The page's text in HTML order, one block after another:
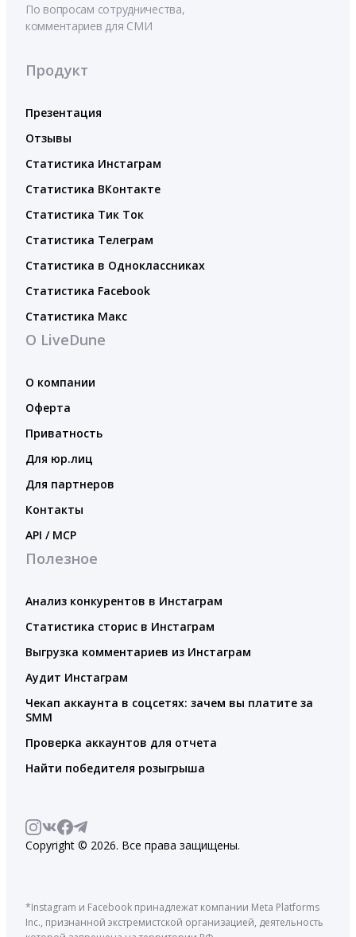
По вопросам сотрудничества,
комментариев для СМИ
Продукт
Презентация
Отзывы
Статистика Инстаграм
Статистика ВКонтакте
Статистика Тик Ток
Статистика Телеграм
Статистика в Одноклассниках
Статистика Facebook
Статистика Макс
О LiveDune
О компании
Оферта
Приватность
Для юр.лиц
Для партнеров
Контакты
API / MCP
Полезное
Анализ конкурентов в Инстаграм
Статистика сторис в Инстаграм
Выгрузка комментариев из Инстаграм
Аудит Инстаграм
Чекап аккаунта в соцсетях: зачем вы платите за
SMM
Проверка аккаунтов для отчета
Найти победителя розыгрыша
Copyright © 2026. Все права защищены.
*Instagram и Facebook принадлежат компании Meta Platforms
Inc., признанной экстремистской организацией, деятельность